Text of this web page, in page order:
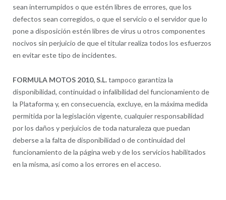
sean interrumpidos o que estén libres de errores, que los
defectos sean corregidos, o que el servicio o el servidor que lo
pone a disposición estén libres de virus u otros componentes
nocivos sin perjuicio de que el titular realiza todos los esfuerzos
en evitar este tipo de incidentes.
FORMULA MOTOS 2010, S.L.tampoco garantiza la
disponibilidad, continuidad o infalibilidad del funcionamiento de
la Plataforma y, en consecuencia, excluye, en la máxima medida
permitida por la legislación vigente, cualquier responsabilidad
por los daños y perjuicios de toda naturaleza que puedan
deberse a la falta de disponibilidad o de continuidad del
funcionamiento de la página web y de los servicios habilitados
en la misma, así como a los errores en el acceso.